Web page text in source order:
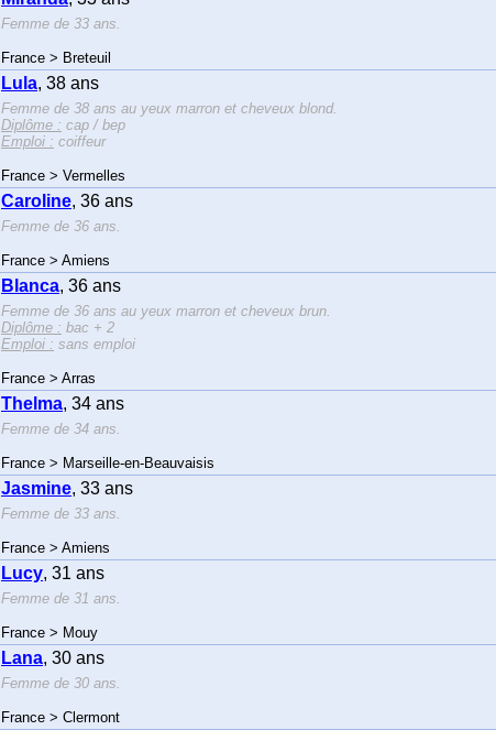
Femme de 33 ans.
France > Breteuil
Lula, 38 ans
Femme de 38 ans au yeux marron et cheveux blond.
Diplôme : cap / bep
Emploi : coiffeur
France > Vermelles
Caroline, 36 ans
Femme de 36 ans.
France > Amiens
Blanca, 36 ans
Femme de 36 ans au yeux marron et cheveux brun.
Diplôme : bac + 2
Emploi : sans emploi
France > Arras
Thelma, 34 ans
Femme de 34 ans.
France > Marseille-en-Beauvaisis
Jasmine, 33 ans
Femme de 33 ans.
France > Amiens
Lucy, 31 ans
Femme de 31 ans.
France > Mouy
Lana, 30 ans
Femme de 30 ans.
France > Clermont